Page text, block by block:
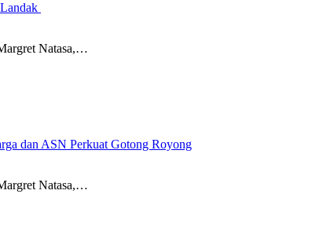
Natasa,…
dan ASN Perkuat Gotong Royong
Natasa,…